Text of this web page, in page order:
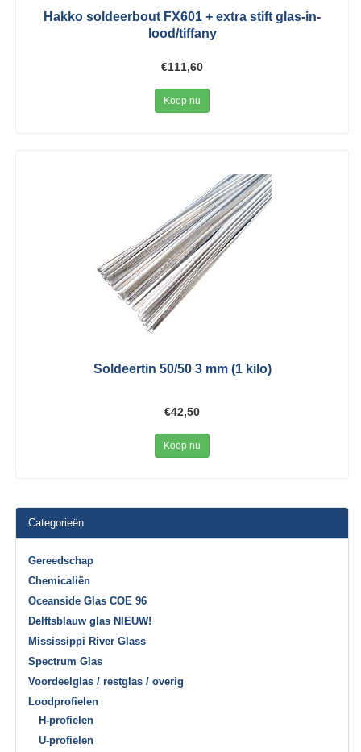
Hakko soldeerbout FX601 + extra stift glas-in-
lood/tiffany
€111,60
Koop nu
Soldeertin 50/50 3 mm (1 kilo)
€42,50
Koop nu
Categorieën
Gereedschap
Chemicaliën
Oceanside Glas COE 96
Delftsblauw glas NIEUW!
Mississippi River Glass
Spectrum Glas
Voordeelglas / restglas / overig
Loodprofielen
H-profielen
U-profielen